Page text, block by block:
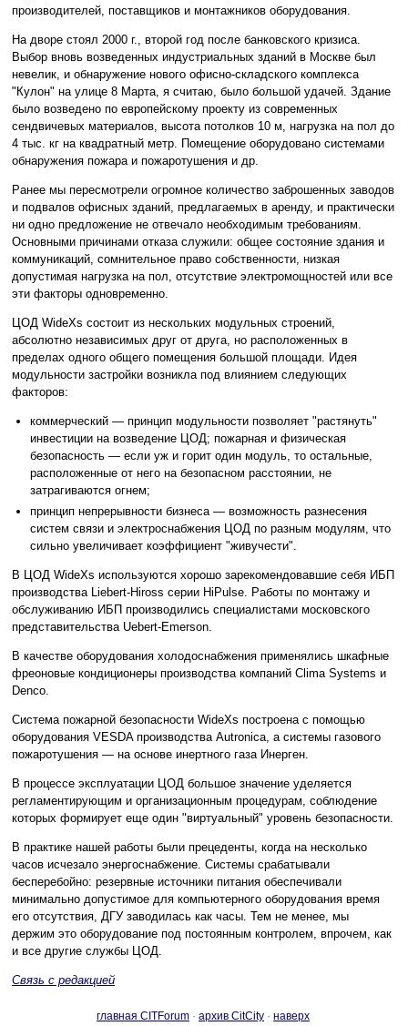
производителей, поставщиков и монтажников оборудования.
На дворе стоял 2000 г., второй год после банковского кризиса.
Выбор вновь возведенных индустриальных зданий в Москве был
невелик, и обнаружение нового офисно-складского комплекса
"Кулон" на улице 8 Марта, я считаю, было большой удачей. Здание
было возведено по европейскому проекту из современных
сендвичевых материалов, высота потолков 10 м, нагрузка на пол до
4 тыс. кг на квадратный метр. Помещение оборудовано системами
обнаружения пожара и пожаротушения и др.
Ранее мы пересмотрели огромное количество заброшенных заводов
и подвалов офисных зданий, предлагаемых в аренду, и практически
ни одно предложение не отвечало необходимым требованиям.
Основными причинами отказа служили: общее состояние здания и
коммуникаций, сомнительное право собственности, низкая
допустимая нагрузка на пол, отсутствие электромощностей или все
эти факторы одновременно.
ЦОД WideXs состоит из нескольких модульных строений,
абсолютно независимых друг от друга, но расположенных в
пределах одного общего помещения большой площади. Идея
модульности застройки возникла под влиянием следующих
факторов:
коммерческий — принцип модульности позволяет "растянуть"
инвестиции на возведение ЦОД; пожарная и физическая
безопасность — если уж и горит один модуль, то остальные,
расположенные от него на безопасном расстоянии, не
затрагиваются огнем;
принцип непрерывности бизнеса — возможность разнесения
систем связи и электроснабжения ЦОД по разным модулям, что
сильно увеличивает коэффициент "живучести".
В ЦОД WideXs используются хорошо зарекомендовавшие себя ИБП
производства Liebert-Hiross серии HiPulse. Работы по монтажу и
обслуживанию ИБП производились специалистами московского
представительства Uebert-Emerson.
В качестве оборудования холодоснабжения применялись шкафные
фреоновые кондиционеры производства компаний Clima Systems и
Denco.
Система пожарной безопасности WideXs построена с помощью
оборудования VESDA производства Autronica, a системы газового
пожаротушения — на основе инертного газа Инерген.
В процессе эксплуатации ЦОД большое значение уделяется
регламентирующим и организационным процедурам, соблюдение
которых формирует еще один "виртуальный" уровень безопасности.
В практике нашей работы были прецеденты, когда на несколько
часов исчезало энергоснабжение. Системы срабатывали
бесперебойно: резервные источники питания обеспечивали
минимально допустимое для компьютерного оборудования время
его отсутствия, ДГУ заводилась как часы. Тем не менее, мы
держим это оборудование под постоянным контролем, впрочем, как
и все другие службы ЦОД.
Связь с редакцией
главная CITForum · архив CitCity · наверх